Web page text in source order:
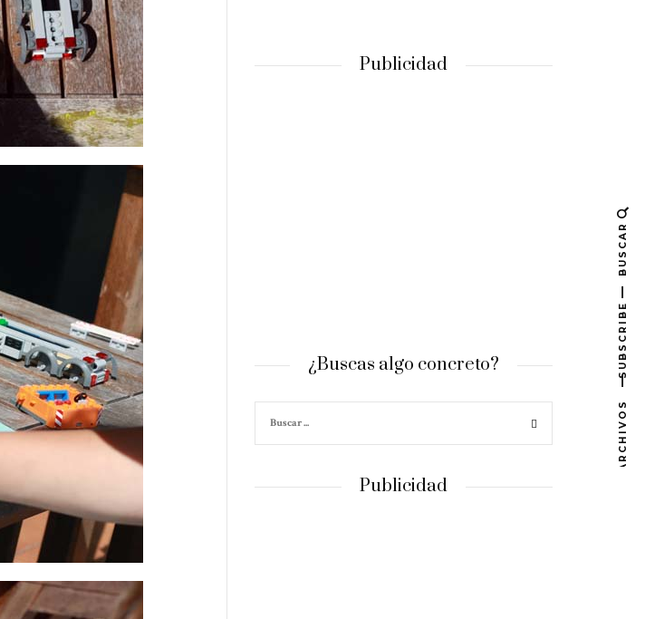
Publicidad
¿Buscas algo concreto?
Publicidad
BUSCAR
SUBSCRIBE
ARCHIVOS